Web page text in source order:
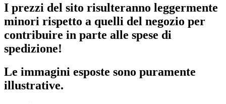
I prezzi del sito risulteranno leggermente
minori rispetto a quelli del negozio per
contribuire in parte alle spese di
spedizione!
Le immagini esposte sono puramente
illustrative.